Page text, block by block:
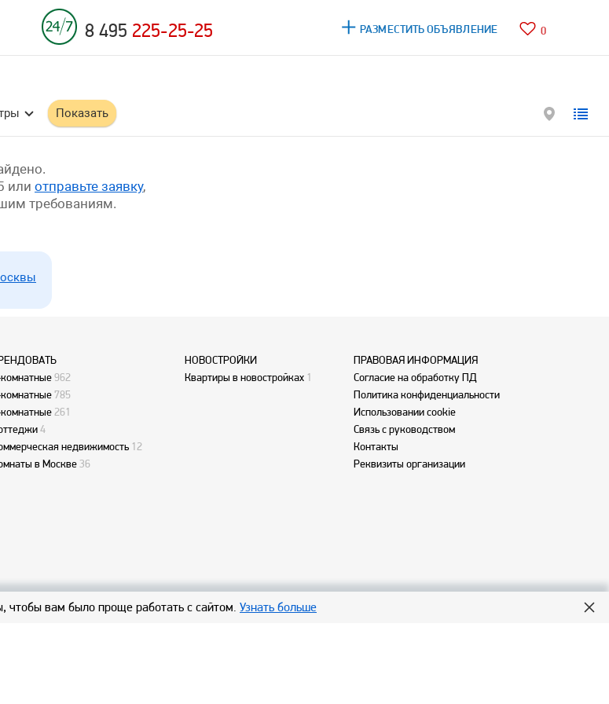
8 495 225-25-25 РАЗМЕСТИТЬ ОБЪЯВЛЕНИЕ 0
Применить
Показать
или отправьте заявку,
требованиям.
962
785
261
4
недвижимость 12
в Москве 36
НОВОСТРОЙКИ
Квартиры в новостройках 1
ПРАВОВАЯ ИНФОРМАЦИЯ
Согласие на обработку ПД
Политика конфиденциальности
Использовании cookie
Связь с руководством
Контакты
Реквизиты организации
чтобы вам было проще работать с сайтом. Узнать больше